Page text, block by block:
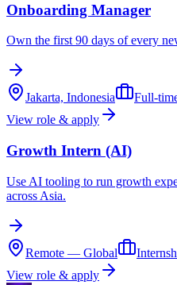
Onboarding Manager
Own the first 90 days of every
Jakarta, Indonesia Full-
View role & apply
Growth Intern (AI)
Use AI tooling to run growth
across Asia.
Remote — Global
View role & apply